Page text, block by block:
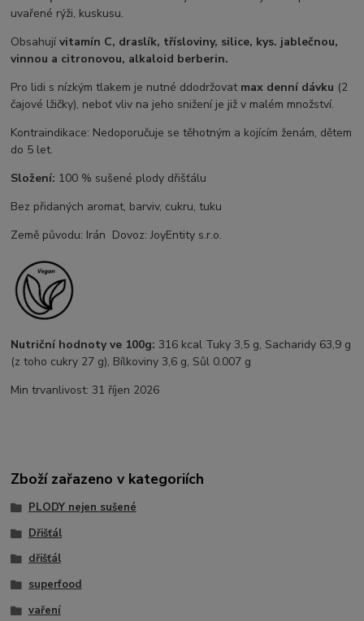
uvařené rýži, kuskusu.
Obsahujívitamín C, draslík, třísloviny, silice, kys. jablečnou,
vinnou a citronovou, alkaloid berberin.
Pro lidi s nízkým tlakem je nutné ddodržovat max denní dávku (2
čajové lžičky), neboť vliv na jeho snižení je již v malém množství.
Kontraindikace: Nedoporučuje se těhotným a kojícím ženám, dětem
do 5 let.
Složení: 100 % sušené plody dřišťálu
Bez přidaných aromat, barviv, cukru, tuku
Země původu: Irán Dovoz: JoyEntity s.r.o.
Nutriční hodnoty ve 100g:316 kcal Tuky 3,5 g, Sacharidy 63,9 g
(z toho cukry 27 g), Bílkoviny 3,6 g, Sůl 0.007 g
Min trvanlivost: 31 říjen 2026
Zboží zařazeno v kategoriích
PLODY nejen sušené
Dřišťál
dřišťál
superfood
vaření